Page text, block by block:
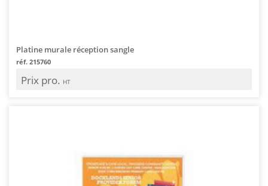
Platine murale réception sangle
réf. 215760
Prix pro. HT